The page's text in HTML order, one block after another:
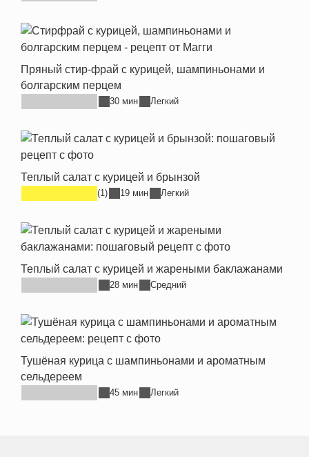
Пряный стир-фрай с курицей, шампиньонами и
болгарским перцем
30 мин Легкий
Теплый салат с курицей и брынзой
(1) 19 мин Легкий
Теплый салат с курицей и жареными баклажанами
28 мин Средний
Тушёная курица с шампиньонами и ароматным
сельдереем
45 мин Легкий